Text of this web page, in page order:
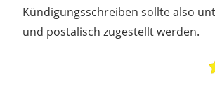
Kündigungsschreiben sollte also
und postalisch zugestellt werden.